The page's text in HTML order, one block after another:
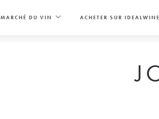
MARCHÉ DU VIN ACHETER SUR IDEALWINE